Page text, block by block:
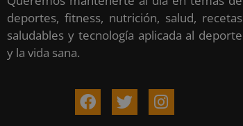
deportes, fitness, nutrición, salud, recetas
saludables y tecnología aplicada al deporte
y la vida sana.